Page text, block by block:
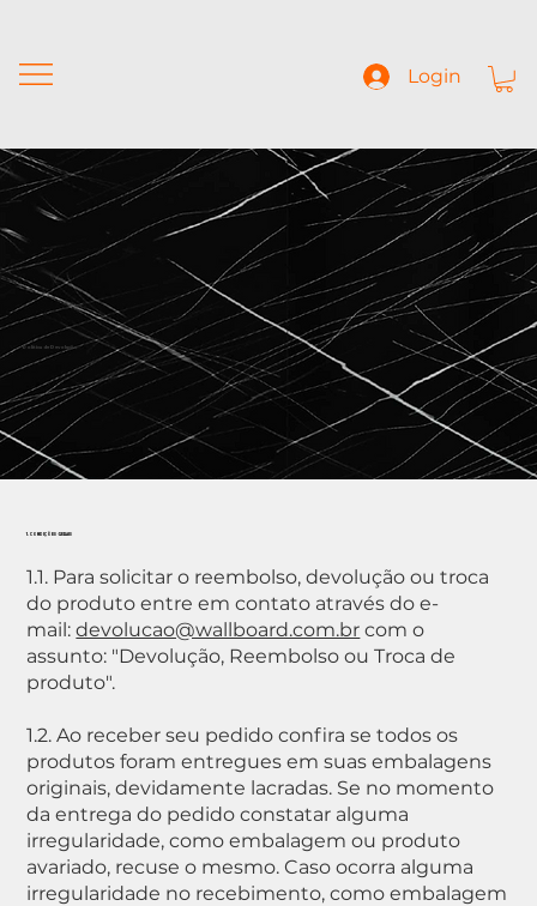
Login
Política de Devolução
1. CONDIÇÕES GERAIS
1.1. Para solicitar o reembolso, devolução ou troca
do produto entre em contato através do e-
mail:devolucao@wallboard.com.br com o
assunto: "Devolução, Reembolso ou Troca de
produto".
1.2. Ao receber seu pedido confira se todos os
produtos foram entregues em suas embalagens
originais, devidamente lacradas. Se no momento
da entrega do pedido constatar alguma
irregularidade, como embalagem ou produto
avariado, recuse o mesmo. Caso ocorra alguma
irregularidade no recebimento, como embalagem